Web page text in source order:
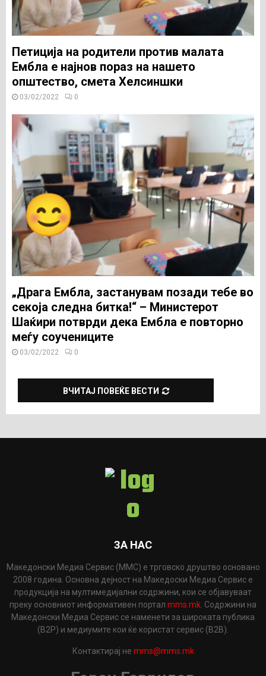
Петиција на родители против малата
Ембла е најнов пораз на нашето
општество, смета Хелсиншки
03/02/2022 0
„Драга Ембла, застанувам позади тебе во
секоја следна битка!“ – Министерот
Шаќири потврди дека Ембла е повторно
меѓу соучениците
03/02/2022 0
ВЧИТАЈ ПОВЕЌЕ ВЕСТИ
ЗА НАС
Македонски Медиа Сервис (ММС) е трговско друштво основано
2008 година. Основна дејност на Македоски Медиа Сервис е
продукција на мултимедијални содржини, кои се објавуваат
преку основниот информативен портал mms.mk . Содржини на
Македонски Медиа Сервис се наменети за широката публика
(B2P) и медиумите кои ќе користат сервис (B2B).
Контактирај не mms@mms.mk